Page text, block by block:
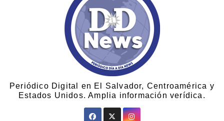
Periódico Digital en El Salvador, Centroamérica y
Estados Unidos. Amplia información verídica.